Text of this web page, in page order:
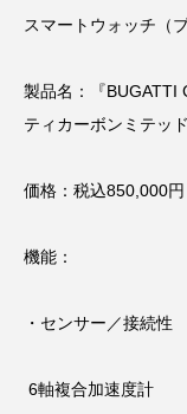
スマートウォッチ（
製品名：『BUGATTI
ティカーボンミテッ
価格：税込850,000円
機能：
・センサー／接続性
6軸複合加速度計